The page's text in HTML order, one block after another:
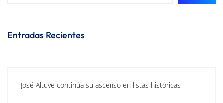
Entradas Recientes
José Altuve continúa su ascenso en listas históricas